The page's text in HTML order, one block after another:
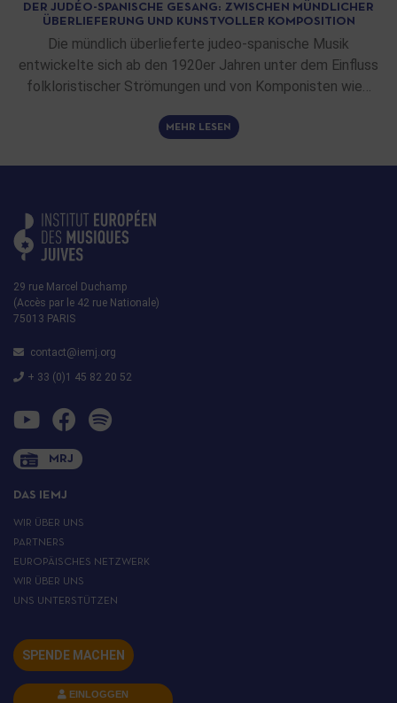
DER JUDÉO-SPANISCHE GESANG: ZWISCHEN MÜNDLICHER
ÜBERLIEFERUNG UND KUNSTVOLLER KOMPOSITION
Die mündlich überlieferte judeo-spanische Musik
entwickelte sich ab den 1920er Jahren unter dem Einfluss
folkloristischer Strömungen und von Komponisten wie…
MEHR LESEN
29 rue Marcel Duchamp
(Accès par le 42 rue Nationale)
75013 PARIS
contact@iemj.org
+ 33 (0)1 45 82 20 52
MRJ
DAS IEMJ
WIR ÜBER UNS
PARTNERS
EUROPÄISCHES NETZWERK
WIR ÜBER UNS
UNS UNTERSTÜTZEN
SPENDE MACHEN
EINLOGGEN